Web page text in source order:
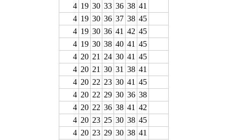
4 19 30 33 36 38 41
4 19 30 36 37 38 45
4 19 30 36 41 42 45
4 19 30 38 40 41 45
4 20 21 24 30 41 45
4 20 21 30 31 38 41
4 20 22 23 30 41 45
4 20 22 29 30 36 38
4 20 22 36 38 41 42
4 20 23 25 30 38 45
4 20 23 29 30 38 41